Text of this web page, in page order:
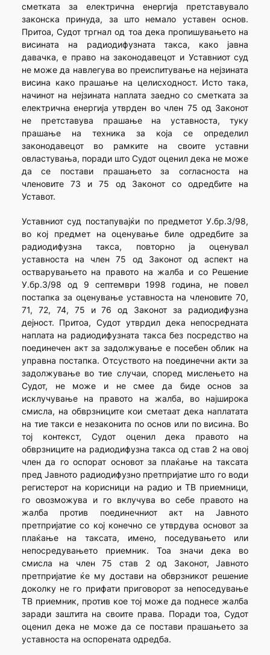
сметката за електрична енергија претставувало
законска принуда, за што немало уставен основ.
Притоа, Судот тргнал од тоа дека пропишувањето на
висината на радиодифузната такса, како јавна
давачка, е право на законодавецот и Уставниот суд
не може да навлегува во преиспитување на нејзината
висина како прашање на целисходност. Исто така,
начинот на нејзината наплата заедно со сметката за
електрична енергија утврден во член 75 од Законот
не претставува прашање на уставноста, туку
прашање на техника за која се определил
законодавецот во рамките на своите уставни
овластувања, поради што Судот оценил дека не може
да се постави прашањето за согласноста на
членовите 73 и 75 од Законот со одредбите на
Уставот.
Уставниот суд постапувајќи по предметот У.бр.3/98,
во кој предмет на оценување биле одредбите за
радиодифузна такса, повторно ја оценувал
уставноста на член 75 од Законот од аспект на
остварувањето на правото на жалба и со Решение
У.бр.3/98 од 9 септември 1998 година, не повел
постапка за оценување уставноста на членовите 70,
71, 72, 74, 75 и 76 од Законот за радиодифузна
дејност. Притоа, Судот утврдил дека непосредната
наплата на радиодифузната такса без посредство на
поединечен акт за задолжување е посебен облик на
управна постапка. Отсуството на поединечни акти за
задолжување во тие случаи, според мислењето на
Судот, не може и не смее да биде основ за
исклучување на правото на жалба, во најширока
смисла, на обврзниците кои сметаат дека наплатата
на тие такси е незаконита по основ или по висина. Во
тој контекст, Судот оценил дека правото на
обврзниците на радиодифузна такса од став 2 на овој
член да го оспорат основот за плаќање на таксата
пред Јавното радиодифузно претпријатие што го води
регистерот на корисници на радио и ТВ приемници,
го овозможува и го вклучува во себе правото на
жалба против поединечниот акт на Јавното
претпријатие со кој конечно се утврдува основот за
плаќање на таксата, имено, поседувањето или
непосредувањето приемник. Тоа значи дека во
смисла на член 75 став 2 од Законот, Јавното
претпријатие ќе му достави на обврзникот решение
доколку не го прифати приговорот за непоседување
ТВ приемник, против кое тој може да поднесе жалба
заради заштита на своите права. Поради тоа, Судот
оценил дека не може да се постави прашањето за
уставноста на оспорената одредба.